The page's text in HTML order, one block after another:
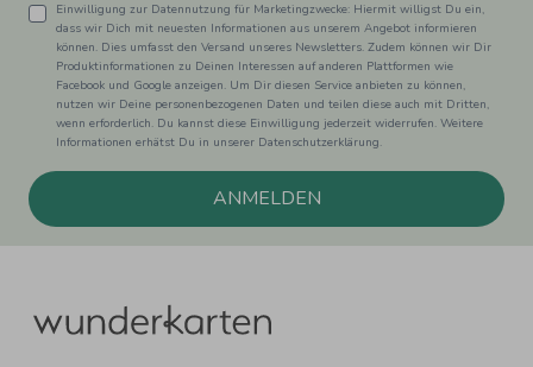
Einwilligung zur Datennutzung für Marketingzwecke: Hiermit willigst Du ein,
dass wir Dich mit neuesten Informationen aus unserem Angebot informieren
können. Dies umfasst den Versand unseres Newsletters. Zudem können wir Dir
Produktinformationen zu Deinen Interessen auf anderen Plattformen wie
Facebook und Google anzeigen. Um Dir diesen Service anbieten zu können,
nutzen wir Deine personenbezogenen Daten und teilen diese auch mit Dritten,
wenn erforderlich. Du kannst diese Einwilligung jederzeit widerrufen. Weitere
Informationen erhätst Du in unserer Datenschutzerklärung.
ANMELDEN